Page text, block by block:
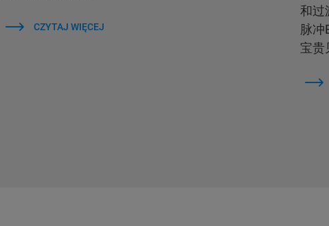
CZYTAJ WIĘCEJ
和过
脉冲
宝贵